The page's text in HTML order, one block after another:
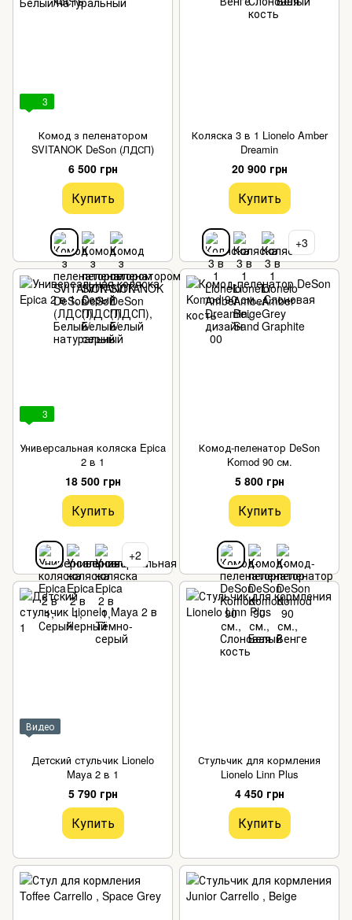
3
Комод з пеленатором
SVITANOK DeSon (ЛДСП)
6 500 грн
Купить
Коляска 3 в 1 Lionelo Amber
Dreamin
20 900 грн
Купить
+3
3
Универсальная коляска Epica
2 в 1
18 500 грн
Купить
+2
Комод-пеленатор DeSon
Komod 90 см.
5 800 грн
Купить
Видео
Детский стульчик Lionelo
Maya 2 в 1
5 790 грн
Купить
Стульчик для кормления
Lionelo Linn Plus
4 450 грн
Купить